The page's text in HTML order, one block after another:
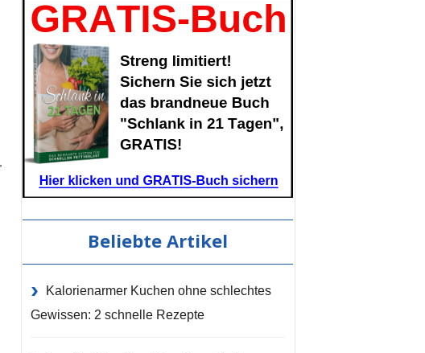
Beliebte Artikel
Kalorienarmer Kuchen ohne schlechtes
Gewissen: 2 schnelle Rezepte